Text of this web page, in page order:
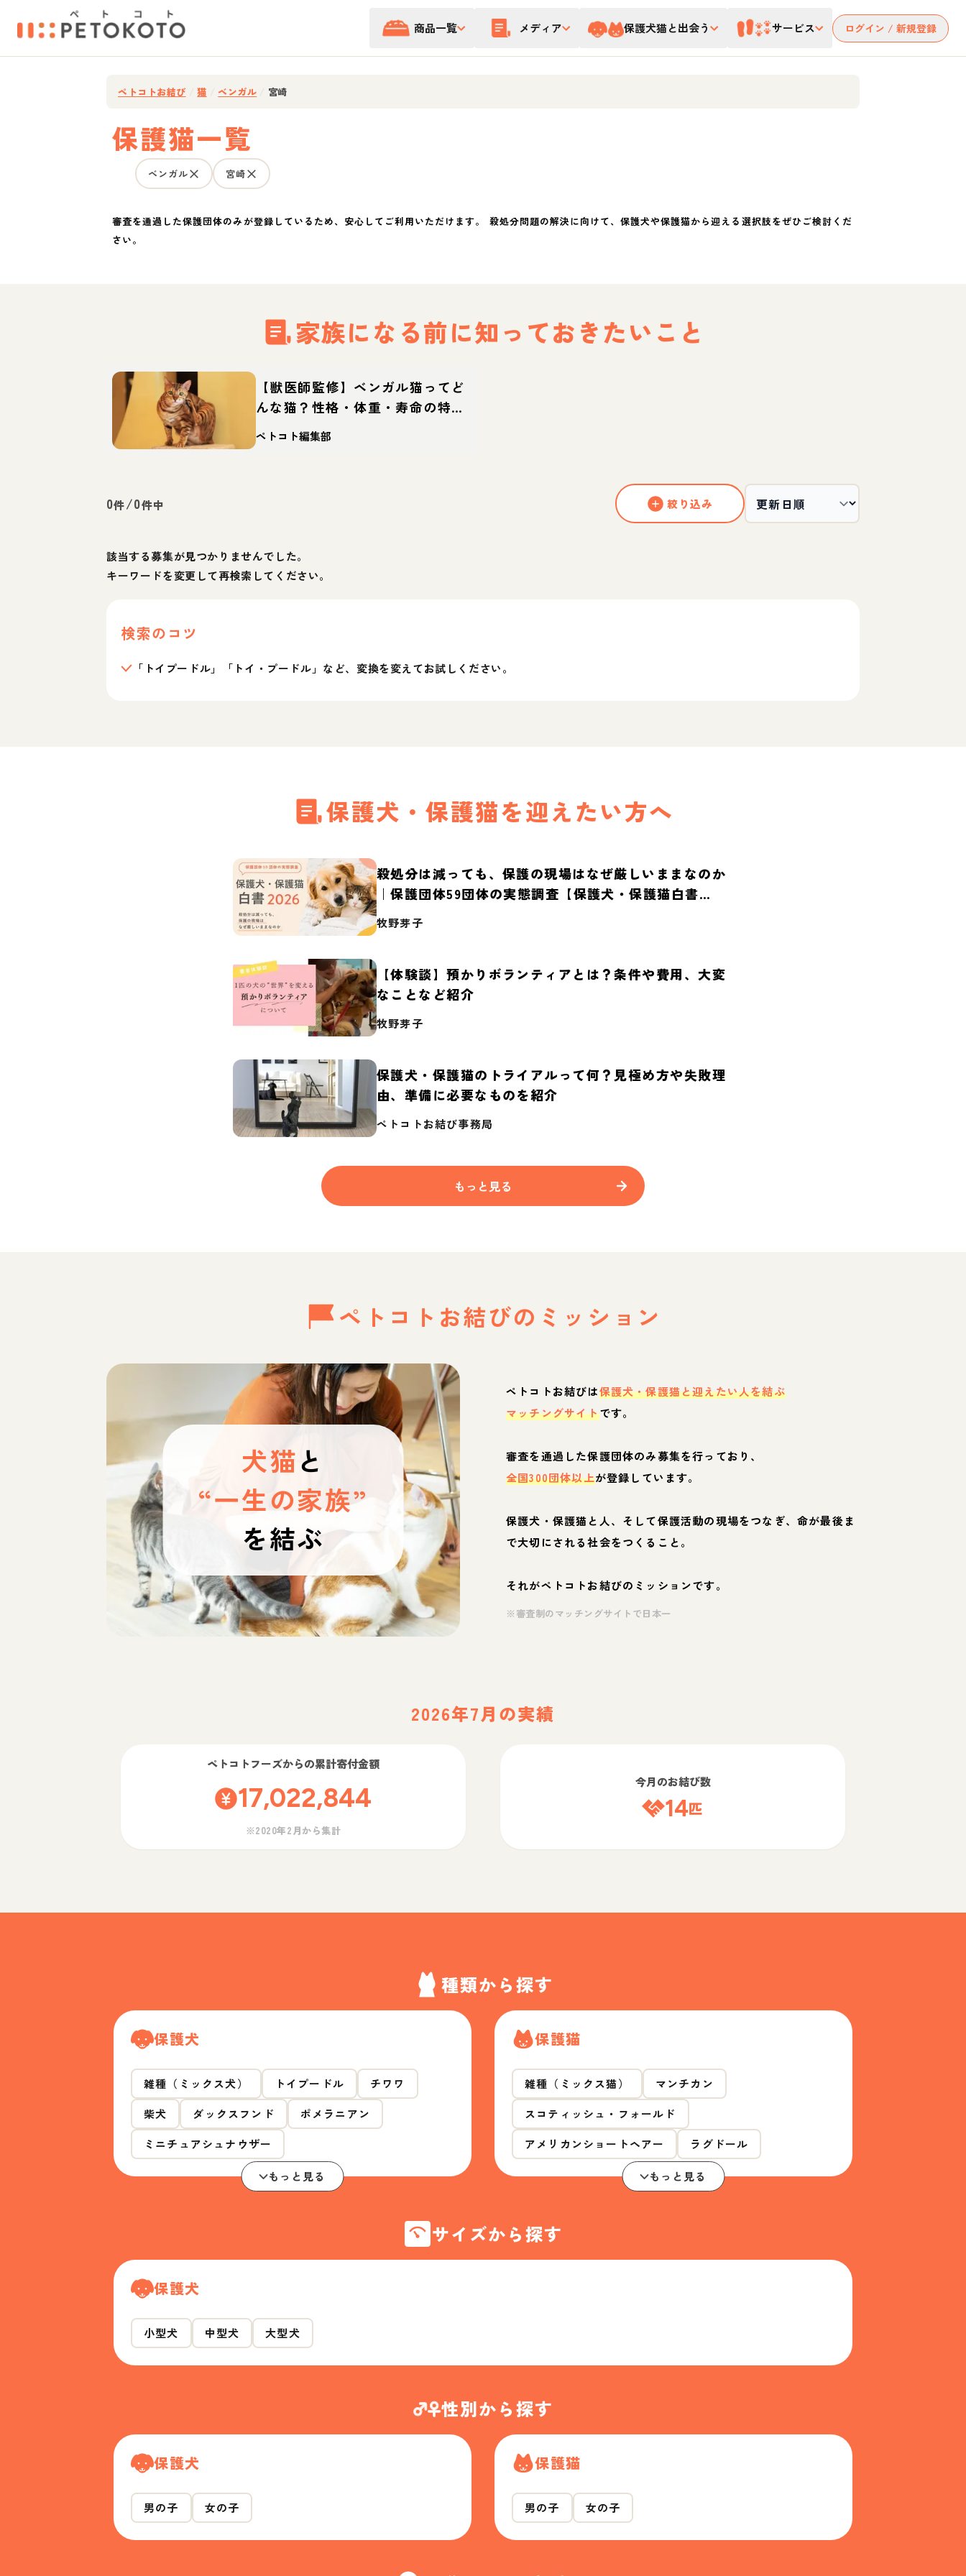
商品一覧 メディア 保護犬猫と出会う サービス ログイン / 新規登録
ペトコトお結び 猫 ベンガル 宮崎
保護猫一覧
ベンガル 宮崎
審査を通過した保護団体のみが登録しているため、安心してご利用いただけます。 殺処分問題の解決に向けて、保護犬や保護猫から迎える選択肢をぜひご検討くだ
さい。
家族になる前に知っておきたいこと
【獣医師監修】ベンガル猫ってど
んな猫？性格・体重・寿命の特
徴・迎え方
ペトコト編集部
0件/0件中 絞り込み
該当する募集が見つかりませんでした。
キーワードを変更して再検索してください。
検索のコツ
「トイプードル」「トイ・プードル」など、変換を変えてお試しください。
保護犬・保護猫を迎えたい方へ
殺処分は減っても、保護の現場はなぜ厳しいままなのか
｜保護団体59団体の実態調査【保護犬・保護猫白書
2026】
牧野芽子
【体験談】預かりボランティアとは？条件や費用、大変
なことなど紹介
牧野芽子
保護犬・保護猫のトライアルって何？見極め方や失敗理
由、準備に必要なものを紹介
ペトコトお結び事務局
もっと見る
ペトコトお結びの ミッション
犬猫と
“一生の家族”
を結ぶ
ペトコトお結びは保護犬・保護猫と迎えたい人を結ぶ
マッチングサイトです。
審査を通過した保護団体のみ募集を行っており、
全国300団体以上が登録しています。
保護犬・保護猫と人、そして保護活動の現場をつなぎ、命が最後ま
で大切にされる社会をつくること。
それがペトコトお結びのミッションです。
※審査制のマッチングサイトで日本一
2026年7月の実績
ペトコトフーズからの累計寄付金額
17,022,844
※2020年2月から集計
今月のお結び数
14匹
種類から探す
保護犬
雑種（ミックス犬） トイプードル
チワワ
柴犬
ダックスフンド
ポメラニアン
ミニチュアシュナウザー
もっと見る
保護猫
雑種（ミックス猫）
マンチカン
スコティッシュ・フォールド
アメリカンショートヘアー
ラグドール
もっと見る
サイズから探す
保護犬
小型犬 中型犬 大型犬
性別から探す
保護犬
男の子 女の子
保護猫
男の子 女の子